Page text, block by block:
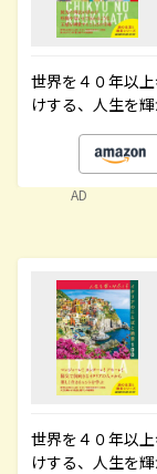
世界を４０年以
けする、人生を
AD
世界を４０年以
けする、人生を